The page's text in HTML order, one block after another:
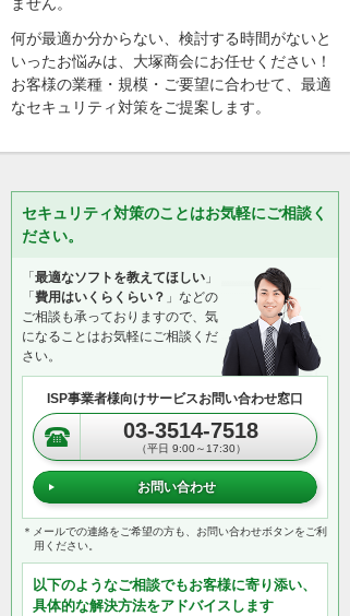
何が最適か分からない、検討する時間がないと
いったお悩みは、大塚商会にお任せください！
お客様の業種・規模・ご要望に合わせて、最適
なセキュリティ対策をご提案します。
セキュリティ対策のことはお気軽にご相談く
ださい。
「 最適なソフトを教えてほしい 」
「 費用はいくらくらい？ 」などの
ご相談も承っておりますので、気
になることはお気軽にご相談くだ
さい。
ISP事業者様向けサービスお問い合わせ窓口
03-3514-7518
（平日 9:00～17:30）
お問い合わせ
＊メールでの連絡をご希望の方も、お問い合わせボタンをご利
用ください。
以下のようなご相談でもお客様に寄り添い、
具体的な解決方法をアドバイスします